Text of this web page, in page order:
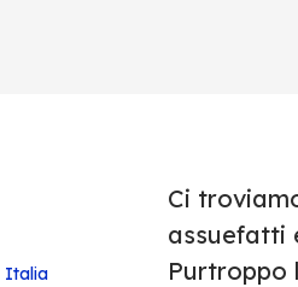
Italia
Ci
assuefatti
Purtroppo